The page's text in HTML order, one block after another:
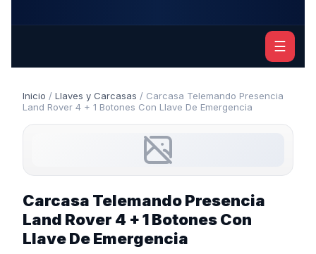
☰
Inicio / Llaves y Carcasas / Carcasa Telemando Presencia
Land Rover 4 + 1 Botones Con Llave De Emergencia
Carcasa Telemando Presencia
Land Rover 4 + 1 Botones Con
Llave De Emergencia